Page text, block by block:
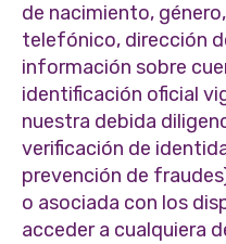
de nacimiento,
telefónico, dirección
información sobre
identificación oficial
nuestra debida
verificación de
prevención de
o asociada con los
acceder a cualquiera